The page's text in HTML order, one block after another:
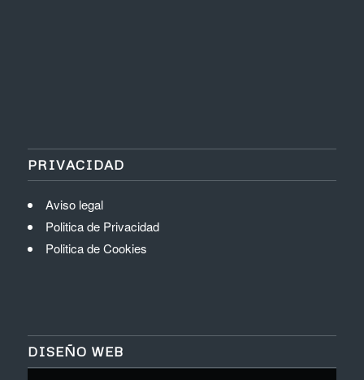
PRIVACIDAD
Aviso legal
Politica de Privacidad
Politica de Cookies
DISEÑO WEB